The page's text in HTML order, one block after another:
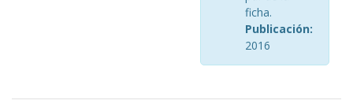
ficha.
Publicación:
2016